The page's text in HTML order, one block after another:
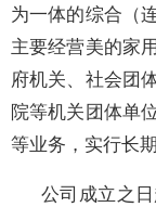
为一体的综合（
主要经营美的家
府机关、社会团
院等机关团体单
等业务，实行长
公司成立之